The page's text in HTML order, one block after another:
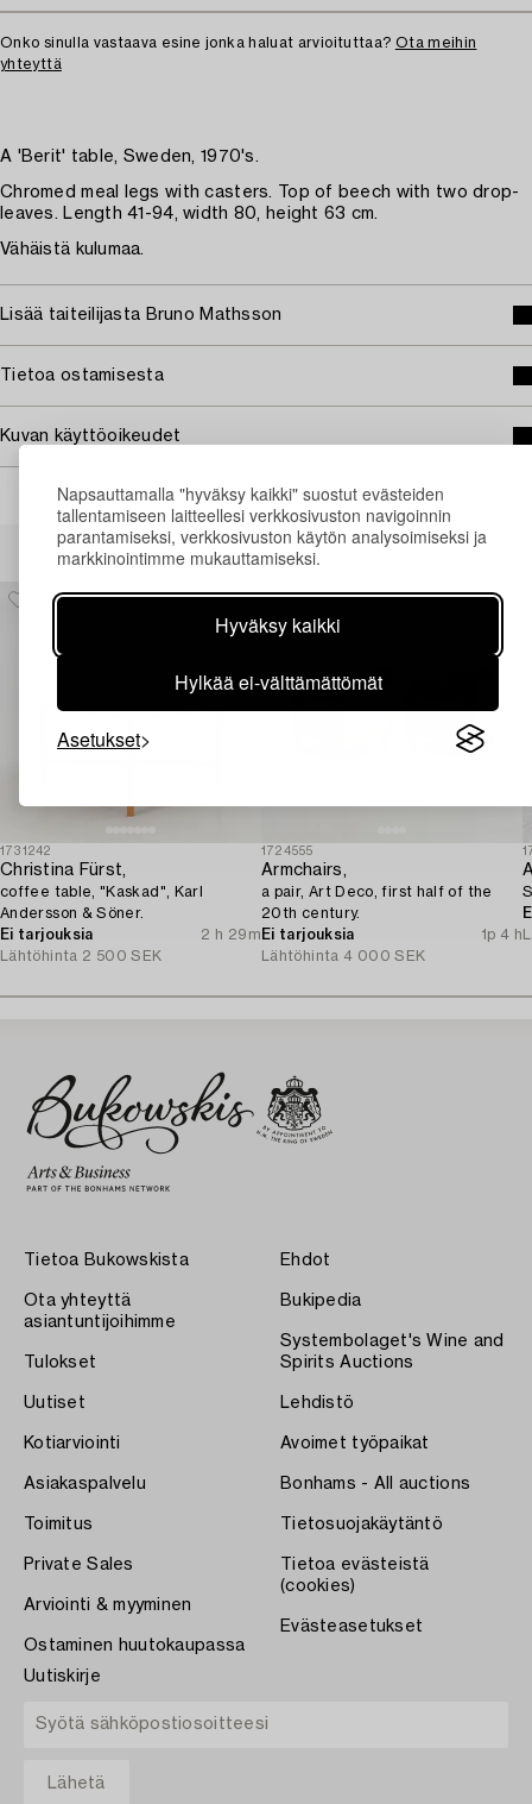
Napsauttamalla "hyväksy kaikki" suostut evästeiden
tallentamiseen laitteellesi verkkosivuston navigoinnin
parantamiseksi, verkkosivuston käytön analysoimiseksi ja
markkinointimme mukauttamiseksi.
Hyväksy kaikki
Hylkää ei-välttämättömät
Asetukset
Onko sinulla vastaava esine jonka haluat arvioituttaa? Ota meihin
yhteyttä
A 'Berit' table, Sweden, 1970's.
Chromed meal legs with casters. Top of beech with two drop-
leaves. Length 41-94, width 80, height 63 cm.
Vähäistä kulumaa.
Lisää taiteilijasta Bruno Mathsson
Tietoa ostamisesta
Kuvan käyttöoikeudet
Muiden katsomia kohteita
1731242
Christina Fürst,
coffee table, "Kaskad", Karl
Andersson & Söner.
Ei tarjouksia
2 h 29m
Lähtöhinta 2 500 SEK
1724555
Armchairs,
a pair, Art Deco, first half of the
20th century.
Ei tarjouksia
1p 4 h
Lähtöhinta 4 000 SEK
Tietoa Bukowskista
Ota yhteyttä
asiantuntijoihimme
Tulokset
Uutiset
Kotiarviointi
Asiakaspalvelu
Toimitus
Private Sales
Arviointi & myyminen
Ostaminen huutokaupassa
Ehdot
Bukipedia
Systembolaget's Wine and
Spirits Auctions
Lehdistö
Avoimet työpaikat
Bonhams - All auctions
Tietosuojakäytäntö
Tietoa evästeistä
(cookies)
Evästeasetukset
Uutiskirje